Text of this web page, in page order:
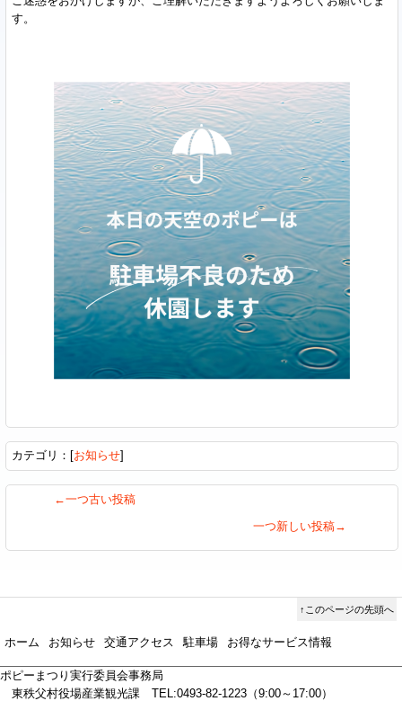
す。
カテゴリ：[お知らせ]
←一つ古い投稿
一つ新しい投稿→
↑このページの先頭へ
ホーム お知らせ 交通アクセス 駐車場 お得なサービス情報
ポピーまつり実行委員会事務局
東秩父村役場産業観光課 TEL:0493-82-1223（9:00～17:00）